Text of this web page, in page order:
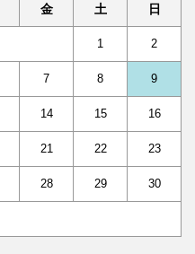
金 土 日
1 2
7 8 9
14 15 16
21 22 23
28 29 30